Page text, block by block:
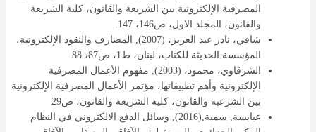
المصرفية الإلكترونية بين الشريعة والقانون، كلية الشريعة
والقانون، المجلد الاول، ص146، 147.
شافي، نادر عبد العزيز، (2007), المصارف والنقود الإلكترونية،
المؤسسة الحديثة للكتاب، لبنان، ط1، ص87، 88
الشرقاوي، محمود، (2003), مفهوم الأعمال المصرفية
الإلكترونية وأهم تطبيقاتها، مؤتمر الأعمال المصرفية الإلكترونية
بين الشرعية والقانون، كلية الشريعة والقانون، ص29
عبابسة, سمية,(2016), وسائل الدفع الالكتروني في النظام